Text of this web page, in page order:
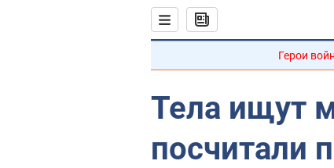
Герои
Тела ищут
посчитали